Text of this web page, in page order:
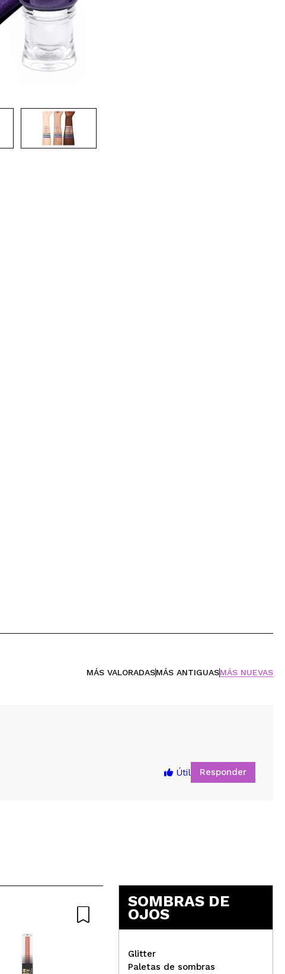
CREAR CUENTA
MÁS VALORADASMÁS ANTIGUASMÁS NUEVAS
Útil Responder
SOMBRAS DE
OJOS
Glitter
Paletas de sombras